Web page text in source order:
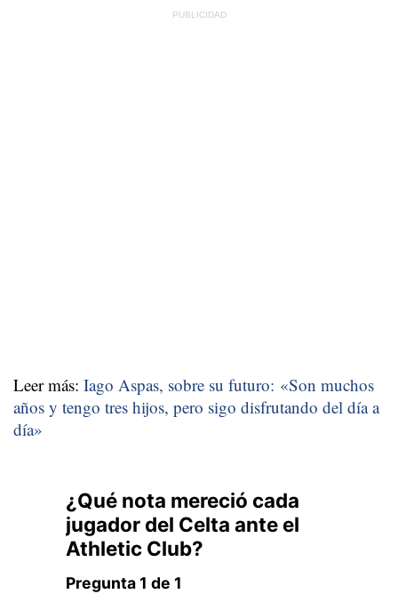
Leer más: Iago Aspas, sobre su futuro: «Son muchos
años y tengo tres hijos, pero sigo disfrutando del día a
día»